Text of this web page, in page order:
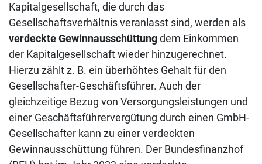
Kapitalgesellschaft, die durch das
Gesellschaftsverhältnis veranlasst sind, werden als
verdeckte Gewinnausschüttungdem Einkommen
der Kapitalgesellschaft wieder hinzugerechnet.
Hierzu zählt z. B. ein überhöhtes Gehalt für den
Gesellschafter-Geschäftsführer. Auch der
gleichzeitige Bezug von Versorgungsleistungen und
einer Geschäftsführervergütung durch einen GmbH-
Gesellschafter kann zu einer verdeckten
Gewinnausschüttung führen. Der Bundesfinanzhof